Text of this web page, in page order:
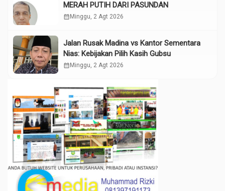
MERAH PUTIH DARI PASUNDAN
calendar_month Minggu, 2 Agt 2026
Jalan Rusak Madina vs Kantor Sementara
Nias: Kebijakan Pilih Kasih Gubsu
calendar_month Minggu, 2 Agt 2026